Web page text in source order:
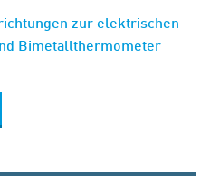
zur elektrischen
Bimetallthermometer